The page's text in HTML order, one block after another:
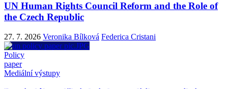
UN Human Rights Council Reform and the Role of
the Czech Republic
27. 7. 2026 Veronika Bílková Federica Cristani
Policy
paper
Mediální výstupy